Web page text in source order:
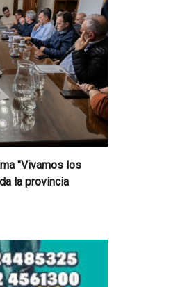
"Vivamos los
la provincia